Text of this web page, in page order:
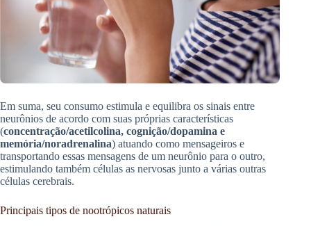
Em suma, seu consumo estimula e equilibra os sinais entre
neurônios de acordo com suas próprias características
(concentração/acetilcolina, cognição/dopamina e
memória/noradrenalina) atuando como mensageiros e
transportando essas mensagens de um neurônio para o outro,
estimulando também células as nervosas junto a várias outras
células cerebrais.
Principais tipos de nootrópicos naturais